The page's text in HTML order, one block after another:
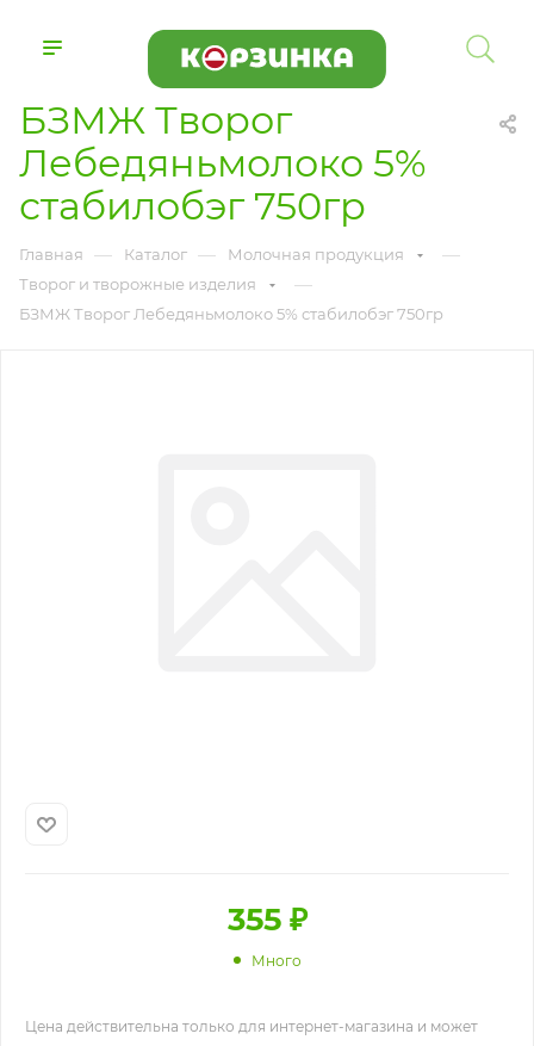
БЗМЖ Творог
Лебедяньмолоко 5%
стабилобэг 750гр
Главная — Каталог — Молочная продукция —
Творог и творожные изделия —
БЗМЖ Творог Лебедяньмолоко 5% стабилобэг 750гр
355₽
Много
Цена действительна только для интернет-магазина и может